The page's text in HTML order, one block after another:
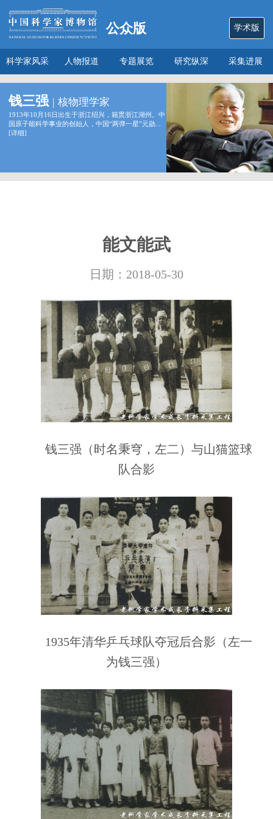
公众版 学术版
科学家风采 人物报道 专题展览 研究纵深 采集进展
钱三强 | 核物理学家
1913年10月16日出生于浙江绍兴，籍贯浙江湖州。中
国原子能科学事业的创始人，中国“两弹一星”元勋...
[详细]
能文能武
日期：2018-05-30
钱三强（时名秉穹，左二）与山猫篮球
队合影
1935年清华乒乓球队夺冠后合影（左一
为钱三强）